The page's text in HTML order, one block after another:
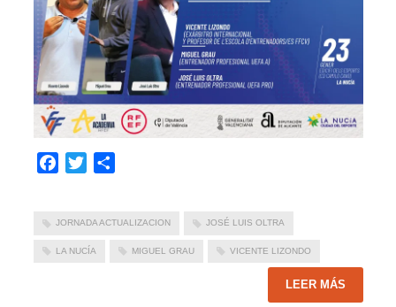
Facebook
Twitter
JORNADA ACTUALIZACION JOSÉ LUIS OLTRA
LA NUCÍA MIGUEL GRAU VICENTE LIZONDO
LEER MÁS